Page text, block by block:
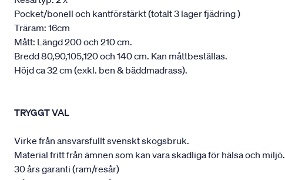
Pocket/bonell och kantförstärkt (totalt 3 lager fjädring )
Träram: 16cm
Mått: Längd 200 och 210 cm.
Bredd 80,90,105,120 och 140 cm. Kan måttbeställas.
Höjd ca 32 cm (exkl. ben & bäddmadrass).
TRYGGT VAL
Virke från ansvarsfullt svenskt skogsbruk.
Material fritt från ämnen som kan vara skadliga för hälsa och miljö.
30 års garanti (ram/resår)